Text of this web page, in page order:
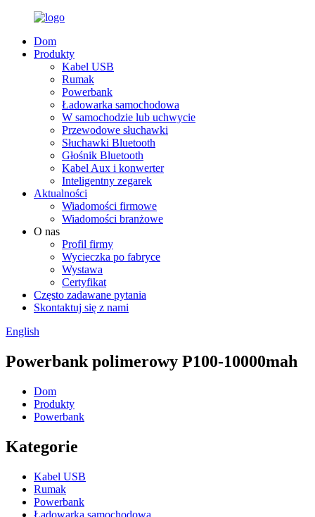
Dom
Produkty
Kabel USB
Rumak
Powerbank
Ładowarka samochodowa
W samochodzie lub uchwycie
Przewodowe słuchawki
Słuchawki Bluetooth
Głośnik Bluetooth
Kabel Aux i konwerter
Inteligentny zegarek
Aktualności
Wiadomości firmowe
Wiadomości branżowe
O nas
Profil firmy
Wycieczka po fabryce
Wystawa
Certyfikat
Często zadawane pytania
Skontaktuj się z nami
English
Powerbank polimerowy P100-10000mah
Dom
Produkty
Powerbank
Kategorie
Kabel USB
Rumak
Powerbank
Ładowarka samochodowa